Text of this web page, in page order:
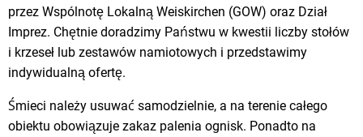
przez Wspólnotę Lokalną Weiskirchen (GOW) oraz Dział
Imprez. Chętnie doradzimy Państwu w kwestii liczby stołów
i krzeseł lub zestawów namiotowych i przedstawimy
indywidualną ofertę.
Śmieci należy usuwać samodzielnie, a na terenie całego
obiektu obowiązuje zakaz palenia ognisk. Ponadto na